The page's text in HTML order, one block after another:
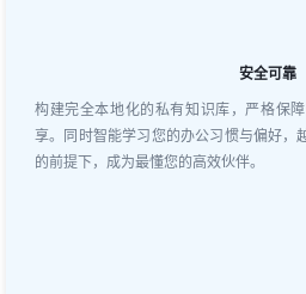
安全可靠
构建完全本地化的私有知识库，严格保
享。同时智能学习您的办公习惯与偏好，
的前提下，成为最懂您的高效伙伴。